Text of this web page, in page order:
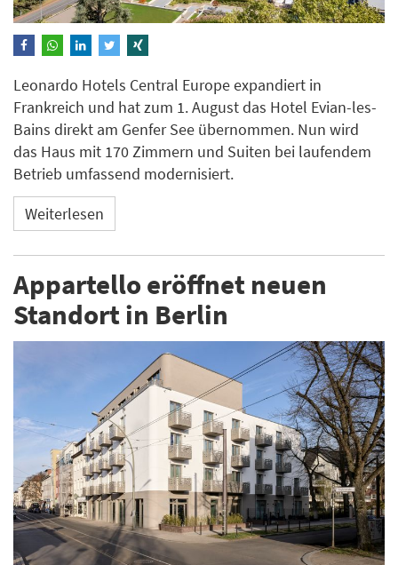
Leonardo Hotels Central Europe expandiert in
Frankreich und hat zum 1. August das Hotel Evian-les-
Bains direkt am Genfer See übernommen. Nun wird
das Haus mit 170 Zimmern und Suiten bei laufendem
Betrieb umfassend modernisiert.
Weiterlesen
Appartello eröffnet neuen
Standort in Berlin